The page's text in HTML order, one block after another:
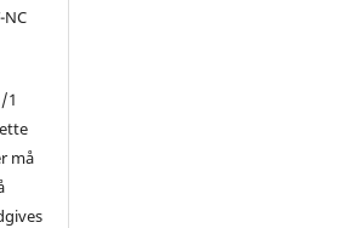
NC
1
må